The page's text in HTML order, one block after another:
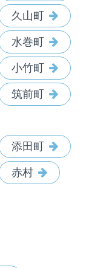
久山町
水巻町
小竹町
筑前町
添田町
赤村